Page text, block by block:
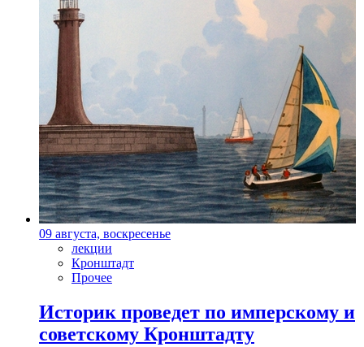
09 августа, воскресенье
лекции
Кронштадт
Прочее
Историк проведет по имперскому и
советскому Кронштадту